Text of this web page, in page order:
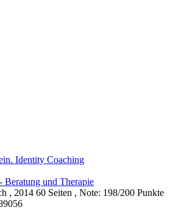
Identity Coaching
Beratung und Therapie
, 2014 60 Seiten , Note: 198/200 Punkte